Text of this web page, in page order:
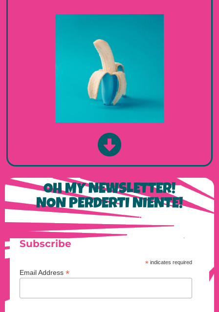
OH MY NEWSLETTER!
NON PERDERTI NIENTE!
Subscribe
* indicates required
Email Address *